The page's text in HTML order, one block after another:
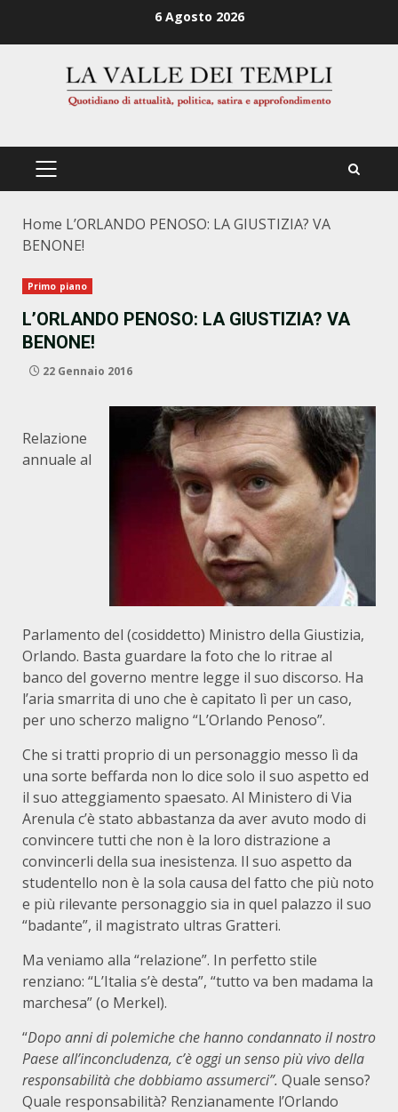
6 Agosto 2026
PRIMÄRES
Home L’ORLANDO PENOSO: LA GIUSTIZIA? VA
BENONE!
Primo piano
L’ORLANDO PENOSO: LA GIUSTIZIA? VA
BENONE!
22 Gennaio 2016
Relazione
annuale al
Parlamento del (cosiddetto) Ministro della Giustizia,
Orlando. Basta guardare la foto che lo ritrae al
banco del governo mentre legge il suo discorso. Ha
l’aria smarrita di uno che è capitato lì per un caso,
per uno scherzo maligno “L’Orlando Penoso”.
Che si tratti proprio di un personaggio messo lì da
una sorte beffarda non lo dice solo il suo aspetto ed
il suo atteggiamento spaesato. Al Ministero di Via
Arenula c’è stato abbastanza da aver avuto modo di
convincere tutti che non è la loro distrazione a
convincerli della sua inesistenza. Il suo aspetto da
studentello non è la sola causa del fatto che più noto
e più rilevante personaggio sia in quel palazzo il suo
“badante”, il magistrato ultras Gratteri.
Ma veniamo alla “relazione”. In perfetto stile
renziano: “L’Italia s’è desta”, “tutto va ben madama la
marchesa” (o Merkel).
“Dopo anni di polemiche che hanno condannato il nostro
Paese all’inconcludenza, c’è oggi un senso più vivo della
responsabilità che dobbiamo assumerci”. Quale senso?
Quale responsabilità? Renzianamente l’Orlando